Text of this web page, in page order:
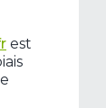
est